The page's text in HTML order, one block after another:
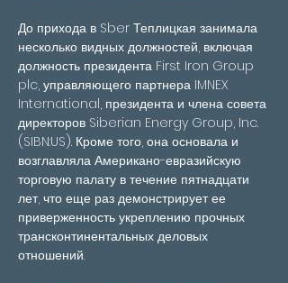
До прихода в Sber Теплицкая занимала
несколько видных должностей, включая
должность президента First Iron Group
plc, управляющего партнера IMNEX
International, президента и члена совета
директоров Siberian Energy Group, Inc.
(SIBN:US). Кроме того, она основала и
возглавляла Американо-евразийскую
торговую палату в течение пятнадцати
лет, что еще раз демонстрирует ее
приверженность укреплению прочных
трансконтинентальных деловых
отношений.